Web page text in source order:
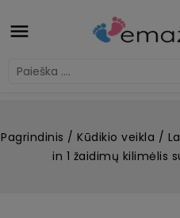

Pagrindinis Kūdikio veikla
in 1 žaidimų kilimėlis